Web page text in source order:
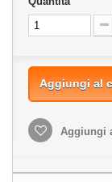
Aggiungi al
Aggiungi